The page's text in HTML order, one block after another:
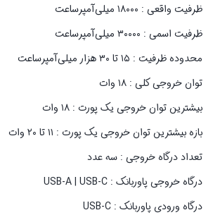
ظرفیت واقعی : ۱۸۰۰۰ میلی‌آمپر‌ساعت
ظرفیت اسمی : ۳۰۰۰۰ میلی‌آمپرساعت
محدوده ظرفیت : ۱۵ تا ۳۰ هزار میلی‌آمپر‌ساعت
توان خروجی کلی : ۱۸ وات
بیشترین توان خروجی یک پورت : ۱۸ وات
بازه بیشترین توان خروجی یک پورت : ۱۱ تا ۲۰ وات
تعداد درگاه خروجی : سه عدد
درگاه خروجی پاوربانک : USB-A | USB-C
درگاه ورودی پاوربانک : USB-C